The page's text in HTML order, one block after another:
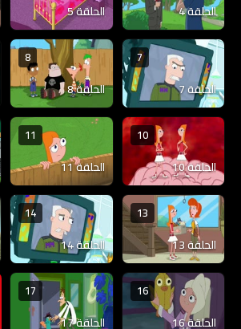
الحلقة 4 الحلقة 5
7
الحلقة 7
8
الحلقة 8
10
الحلقة 10
11
الحلقة 11
13
الحلقة 13
14
الحلقة 14
16
الحلقة 16
17
الحلقة 17